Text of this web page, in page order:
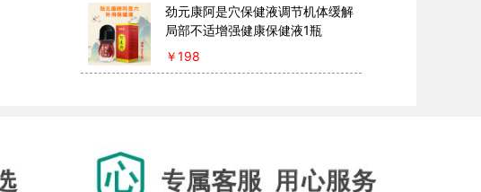
劲元康阿是穴保健液调节机体缓解
局部不适增强健康保健液1瓶
￥198